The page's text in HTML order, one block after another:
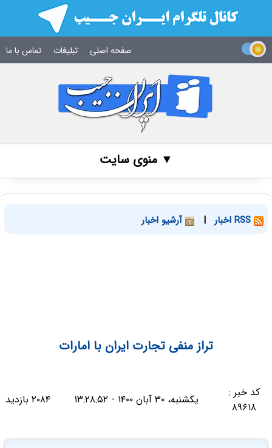
صفحه اصلی تبلیغات تماس با ما
▼ منوی سایت
| آرشیو اخبار
تراز منفی تجارت ایران با امارات
کد خبر :
۸۹۶۱۸
یکشنبه، ۳۰ آبان ۱۴۰۰ - ۱۳:۲۸:۵۲ ۲۰۸۴ بازدید